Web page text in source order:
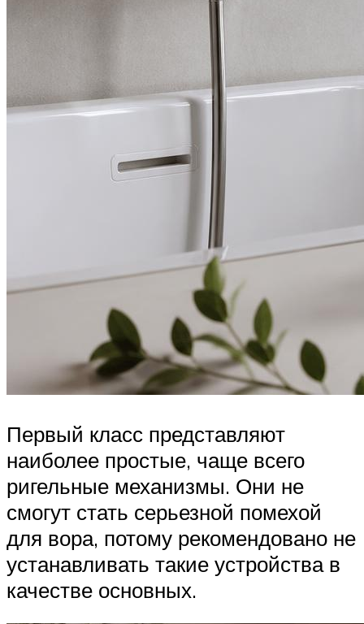
Первый класс представляют
наиболее простые, чаще всего
ригельные механизмы. Они не
смогут стать серьезной помехой
для вора, потому рекомендовано не
устанавливать такие устройства в
качестве основных.